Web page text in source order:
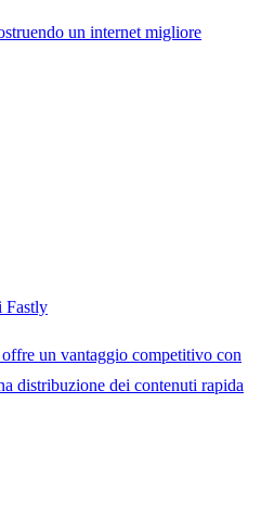
un internet migliore
Fastly
un vantaggio competitivo con
distribuzione dei contenuti rapida